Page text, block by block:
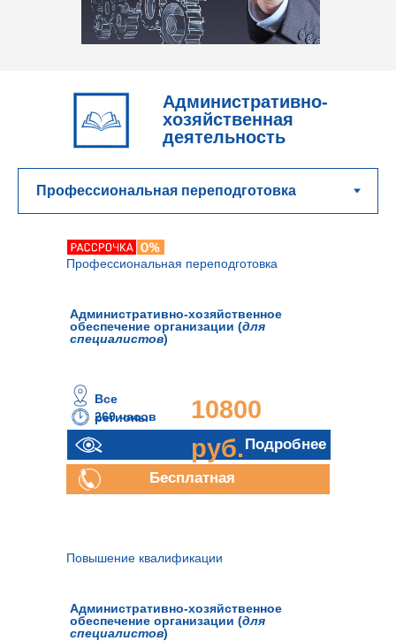
Административно-
хозяйственная
деятельность
Административно-хозяйственное
обеспечение организации (для
специалистов)
260 часов
10800
руб.
Все
регионы
Профессиональная переподготовка
Подробнее
Бесплатная
Административно-хозяйственное
обеспечение организации (для
специалистов)
Повышение квалификации